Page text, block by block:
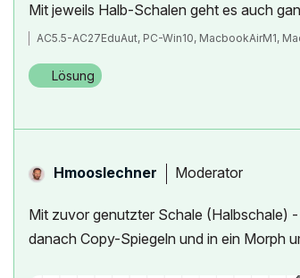
Mit jeweils Halb-Schalen geht es auch
AC5.5-AC27EduAut, PC-Win10, MacbookAirM1,
Lösung
Hmooslechner Moderator
Mit zuvor genutzter Schale (Halbschale)
danach Copy-Spiegeln und in ein Morph